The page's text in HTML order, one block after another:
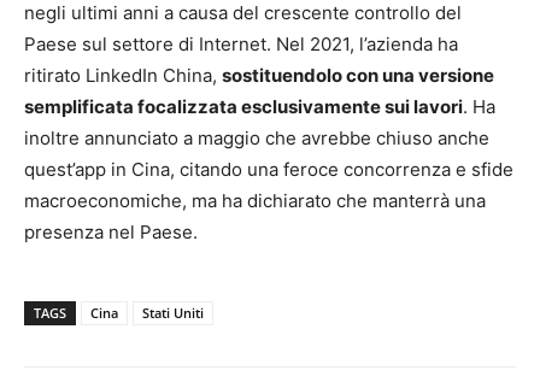
negli ultimi anni a causa del crescente controllo del
Paese sul settore di Internet. Nel 2021, l’azienda ha
ritirato LinkedIn China, sostituendolo con una versione
semplificata focalizzata esclusivamente sui lavori. Ha
inoltre annunciato a maggio che avrebbe chiuso anche
quest’app in Cina, citando una feroce concorrenza e sfide
macroeconomiche, ma ha dichiarato che manterrà una
presenza nel Paese.
TAGS Cina Stati Uniti